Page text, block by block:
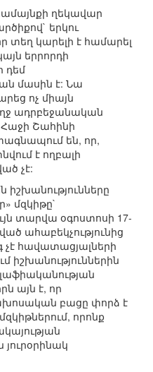
ղեկավար
երկու
տեղ կարելի է համարել
երրորդի
դեմ
մասին է: Նա
ոչ միայն
ադրբեջանական
Շահինի
են, որ,
է ողբալի
չէ:
իշխանությունները
մզկիթը`
տարվա օգոստոսի 17-
ահաբեկչությունից
չէ հավատացյալների
իշխանություններին
այն է, որ
բացը փորձ է
որոնք